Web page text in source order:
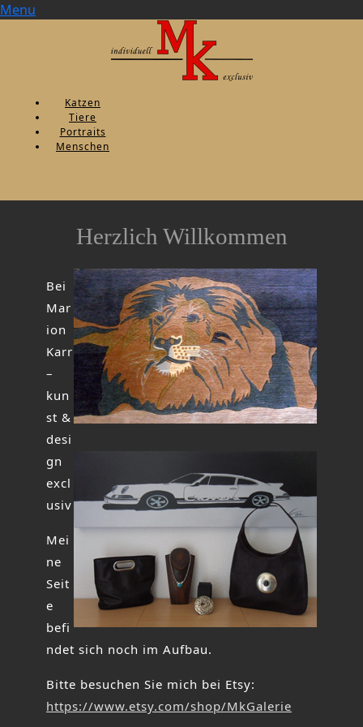
Menu
Katzen
Tiere
Portraits
Menschen
Herzlich Willkommen
Bei
Mar
ion
Karr
–
kun
st &
desi
gn
excl
usiv
Mei
ne
Seit
e
befi
ndet sich noch im Aufbau.
Bitte besuchen Sie mich bei Etsy:
https://www.etsy.com/shop/MkGalerie